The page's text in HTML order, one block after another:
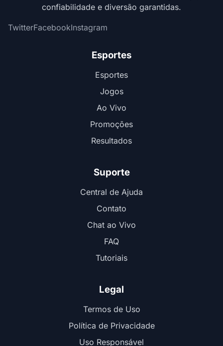
confiabilidade e diversão garantidas.
TwitterFacebookInstagram
Esportes
Esportes
Jogos
Ao Vivo
Promoções
Resultados
Suporte
Central de Ajuda
Contato
Chat ao Vivo
FAQ
Tutoriais
Legal
Termos de Uso
Política de Privacidade
Uso Responsável